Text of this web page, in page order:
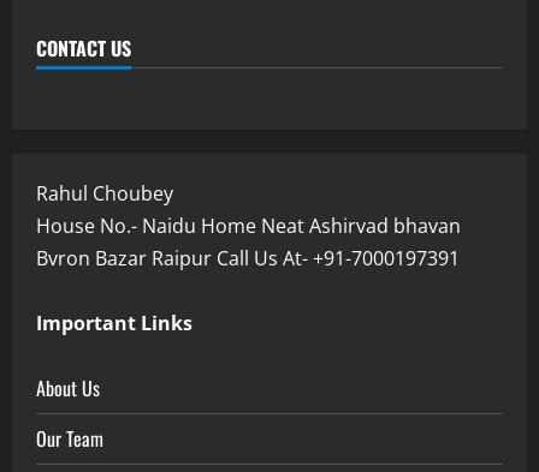
CONTACT US
Rahul Choubey
House No.- Naidu Home Neat Ashirvad bhavan
Bvron Bazar Raipur Call Us At- +91-7000197391
Important Links
About Us
Our Team